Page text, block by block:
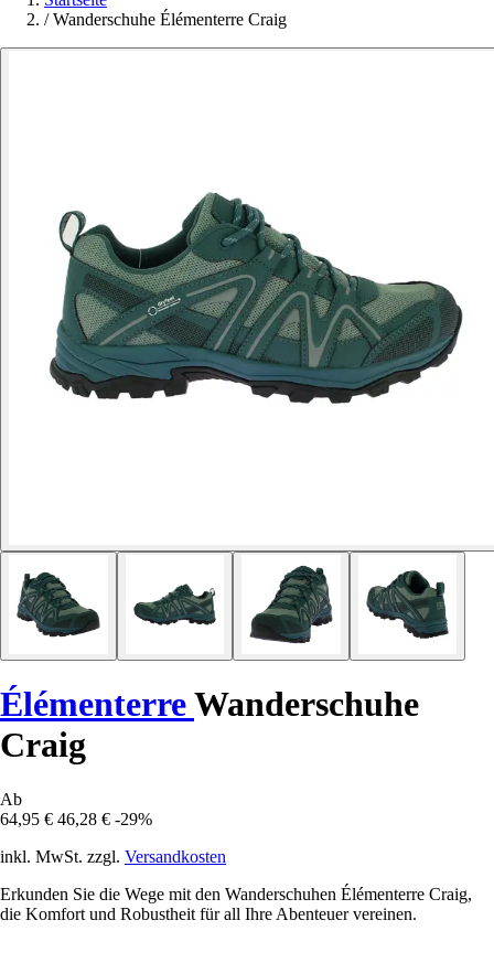
/ Wanderschuhe Élémenterre Craig
ÉlémenterreWanderschuhe
Craig
Ab
64,95 € 46,28 € -29%
inkl. MwSt. zzgl. Versandkosten
Erkunden Sie die Wege mit den Wanderschuhen Élémenterre Craig,
die Komfort und Robustheit für all Ihre Abenteuer vereinen.